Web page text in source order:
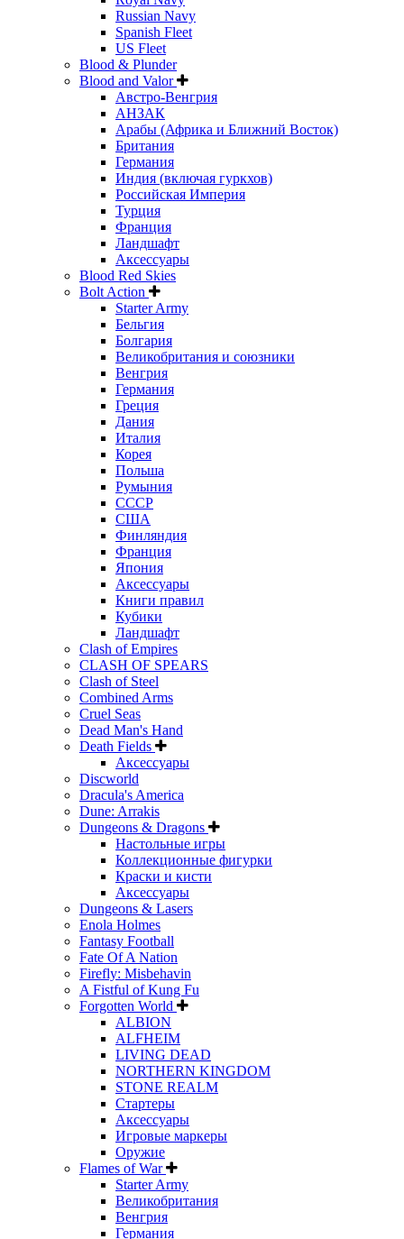
Russian Navy
Spanish Fleet
US Fleet
Blood & Plunder
Blood and Valor
Австро-Венгрия
АНЗАК
Арабы (Африка и Ближний Восток)
Британия
Германия
Индия (включая гуркхов)
Российская Империя
Турция
Франция
Ландшафт
Аксессуары
Blood Red Skies
Bolt Action
Starter Army
Бельгия
Болгария
Великобритания и союзники
Венгрия
Германия
Греция
Дания
Италия
Корея
Польша
Румыния
СССР
США
Финляндия
Франция
Япония
Аксессуары
Книги правил
Кубики
Ландшафт
Clash of Empires
CLASH OF SPEARS
Clash of Steel
Combined Arms
Cruel Seas
Dead Man's Hand
Death Fields
Аксессуары
Discworld
Dracula's America
Dune: Arrakis
Dungeons & Dragons
Настольные игры
Коллекционные фигурки
Краски и кисти
Аксессуары
Dungeons & Lasers
Enola Holmes
Fantasy Football
Fate Of A Nation
Firefly: Misbehavin
A Fistful of Kung Fu
Forgotten World
ALBION
ALFHEIM
LIVING DEAD
NORTHERN KINGDOM
STONE REALM
Стартеры
Аксессуары
Игровые маркеры
Оружие
Flames of War
Starter Army
Великобритания
Венгрия
Германия